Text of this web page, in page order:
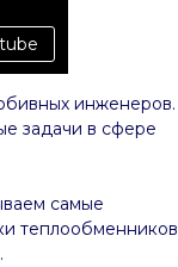
инженеров.
задачи в сфере
самые
теплообменников